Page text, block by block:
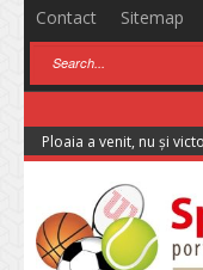
Contact Sitemap
Ploaia a venit, nu și